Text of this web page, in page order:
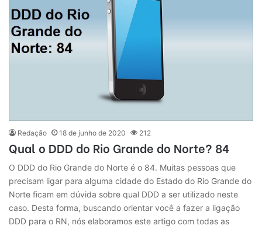
Redação 18 de junho de 2020 212
Qual o DDD do Rio Grande do Norte? 84
O DDD do Rio Grande do Norte é o 84. Muitas pessoas que
precisam ligar para alguma cidade do Estado do Rio Grande do
Norte ficam em dúvida sobre qual DDD a ser utilizado neste
caso. Desta forma, buscando orientar você a fazer a ligação
DDD para o RN, nós elaboramos este artigo com todas as